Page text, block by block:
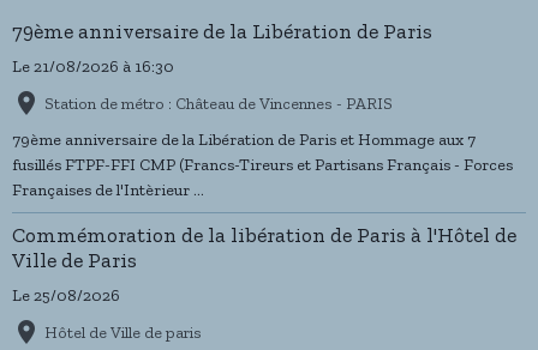
79ème anniversaire de la Libération de Paris
Le 21/08/2026 à 16:30
Station de métro : Château de Vincennes - PARIS
79ème anniversaire de la Libération de Paris et Hommage aux 7
fusillés FTPF-FFI CMP (Francs-Tireurs et Partisans Français - Forces
Françaises de l'Intèrieur ...
Commémoration de la libération de Paris à l'Hôtel de
Ville de Paris
Le 25/08/2026
Hôtel de Ville de paris